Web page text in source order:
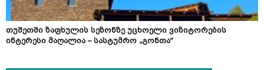
თუშეთში ზაფხულის სეზონზე უცხოელი ვიზიტორების
ინტერესი მაღალია – სასტუმრო „გონთა“